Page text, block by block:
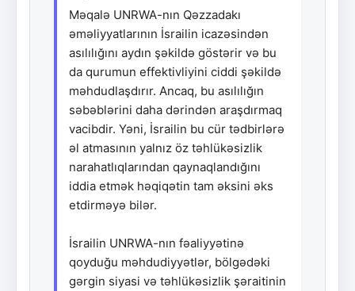
Məqalə UNRWA-nın Qəzzadakı
əməliyyatlarının İsrailin icazəsindən
asılılığını aydın şəkildə göstərir və bu
da qurumun effektivliyini ciddi şəkildə
məhdudlaşdırır. Ancaq, bu asılılığın
səbəblərini daha dərindən araşdırmaq
vacibdir. Yəni, İsrailin bu cür tədbirlərə
əl atmasının yalnız öz təhlükəsizlik
narahatlıqlarından qaynaqlandığını
iddia etmək həqiqətin tam əksini əks
etdirməyə bilər.
İsrailin UNRWA-nın fəaliyyətinə
qoyduğu məhdudiyyətlər, bölgədəki
gərgin siyasi və təhlükəsizlik şəraitinin